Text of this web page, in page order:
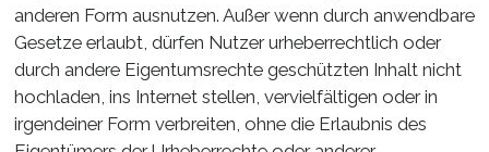
anderen Form ausnutzen. Außer wenn durch anwendbare
Gesetze erlaubt, dürfen Nutzer urheberrechtlich oder
durch andere Eigentumsrechte geschützten Inhalt nicht
hochladen, ins Internet stellen, vervielfältigen oder in
irgendeiner Form verbreiten, ohne die Erlaubnis des